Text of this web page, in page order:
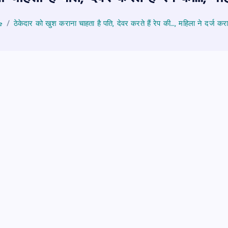
ठेकेदार को खुश कराना चाहता है पति, देवर करते हैं रेप की…, महिला ने दर्ज